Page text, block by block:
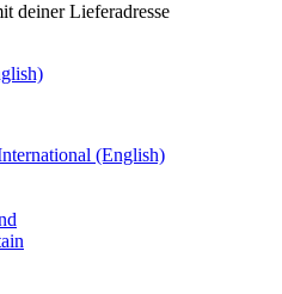
deiner Lieferadresse
(English)